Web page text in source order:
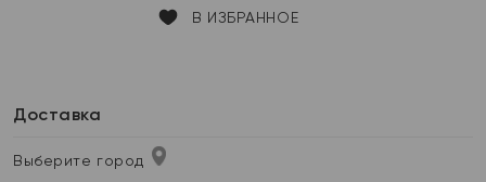
В ИЗБРАННОЕ
Доставка
Выберите город